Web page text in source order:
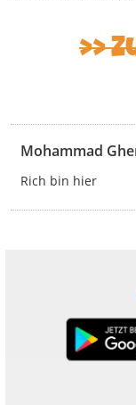
>>
Mohammad
Rich bin hier